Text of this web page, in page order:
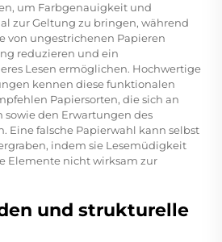
um Farbgenauigkeit und
zur Geltung zu bringen, während
von ungestrichenen Papieren
reduzieren und ein
Lesen ermöglichen. Hochwertige
kennen diese funktionalen
Papiersorten, die sich an
den Erwartungen des
Eine falsche Papierwahl kann selbst
indem sie Lesemüdigkeit
Elemente nicht wirksam zur
und strukturelle